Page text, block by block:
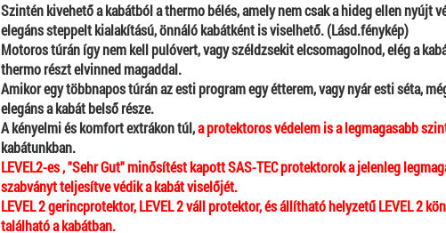
Szintén kivehető a kabátból a thermo bélés, amely nem csak a hideg ellen nyújt
elegáns steppelt kialakítású, önnáló kabátként is viselhető. (Lásd.fénykép)
Motoros túrán így nem kell pulóvert, vagy széldzsekit elcsomagolnod, elég a
thermo részt elvinned magaddal.
Amikor egy többnapos túrán az esti program egy étterem, vagy nyár esti séta,
elegáns a kabát belső része.
A kényelmi és komfort extrákon túl,a protektoros védelem is a legmagasabb
kabátunkban.
LEVEL2-es , "Sehr Gut" minősítést kapott SAS-TEC protektoroka jelenleg
szabványt teljesítve védik a kabát viselőjét.
LEVEL 2 gerincprotektor, LEVEL 2 váll protektor, és állítható helyzetű LEVEL 2
található a kabátban.